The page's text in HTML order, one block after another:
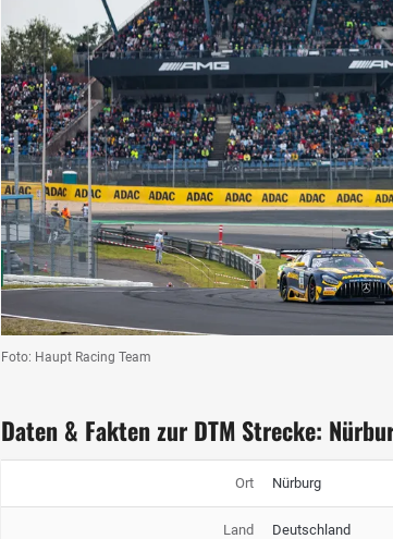
Foto: Haupt Racing Team
Daten & Fakten zur DTM Strecke:
Ort Nürburg
Land Deutschland